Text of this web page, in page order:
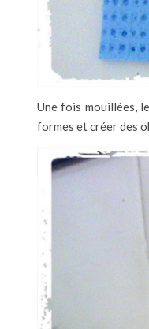
Une fois mouillées,
formes et créer des